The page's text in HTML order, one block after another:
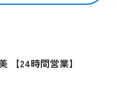
【24時間営業】